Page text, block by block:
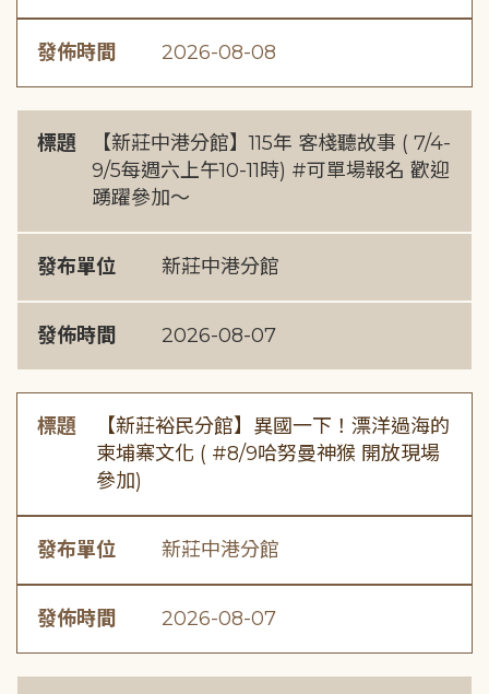
發佈時間 2026-08-08
標題
【新莊中港分館】115年 客棧聽故事 ( 7/4-
9/5每週六上午10-11時) #可單場報名 歡迎
踴躍參加～
發布單位 新莊中港分館
發佈時間 2026-08-07
標題
【新莊裕民分館】異國一下！漂洋過海的
柬埔寨文化 ( #8/9哈努曼神猴 開放現場
參加)
發布單位 新莊中港分館
發佈時間 2026-08-07